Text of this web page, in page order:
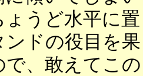
うど水平に置
ンドの役目を果
、敢えてこの